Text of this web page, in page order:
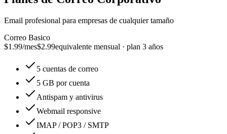
Email profesional para empresas de cualquier tamaño
Correo Basico
$1.99/mes$2.99equivalente mensual · plan 3 años
5 cuentas de correo
5 GB por cuenta
Antispam y antivirus
Webmail responsive
IMAP / POP3 / SMTP